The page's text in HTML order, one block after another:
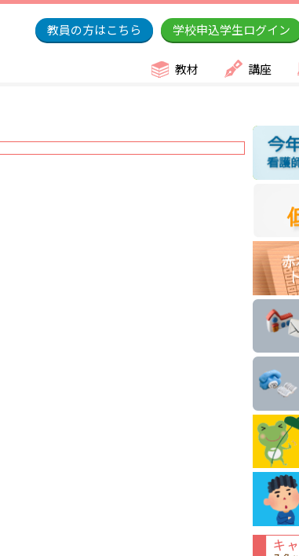
教員の方はこちら 学校申込学生ログイン
教材 講座